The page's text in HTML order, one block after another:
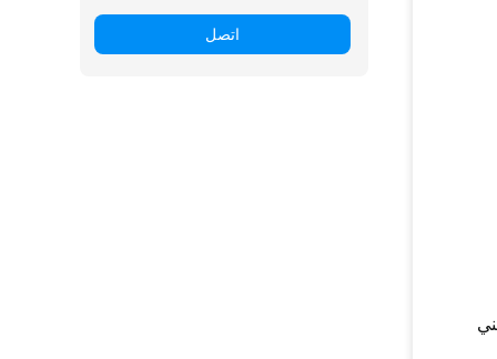
اتصل
أو تنحني